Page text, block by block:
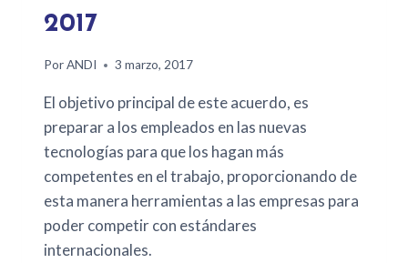
2017
PorANDI 3 marzo, 2017
El objetivo principal de este acuerdo, es
preparar a los empleados en las nuevas
tecnologías para que los hagan más
competentes en el trabajo, proporcionando de
esta manera herramientas a las empresas para
poder competir con estándares
internacionales.